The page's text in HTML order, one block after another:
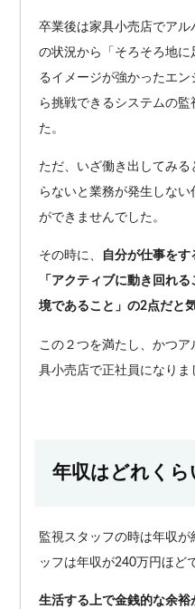
卒業後は家具小売店でア
の状況から「そろそろ地
るイメージが強かったエ
ら挑戦できるシステムの
た。
ただ、いざ働き出してみる
らないと業務が発生しな
ができませんでした。
その時に、
自分が仕事を
「アクティブに動き回れ
境であること」の2点だと
この２つを満たし、かつ
具小売店で正社員になりま
年収はどれくら
監視スタッフの時は年収
ッフは年収が240万円ほど
生活する上で金銭的な余